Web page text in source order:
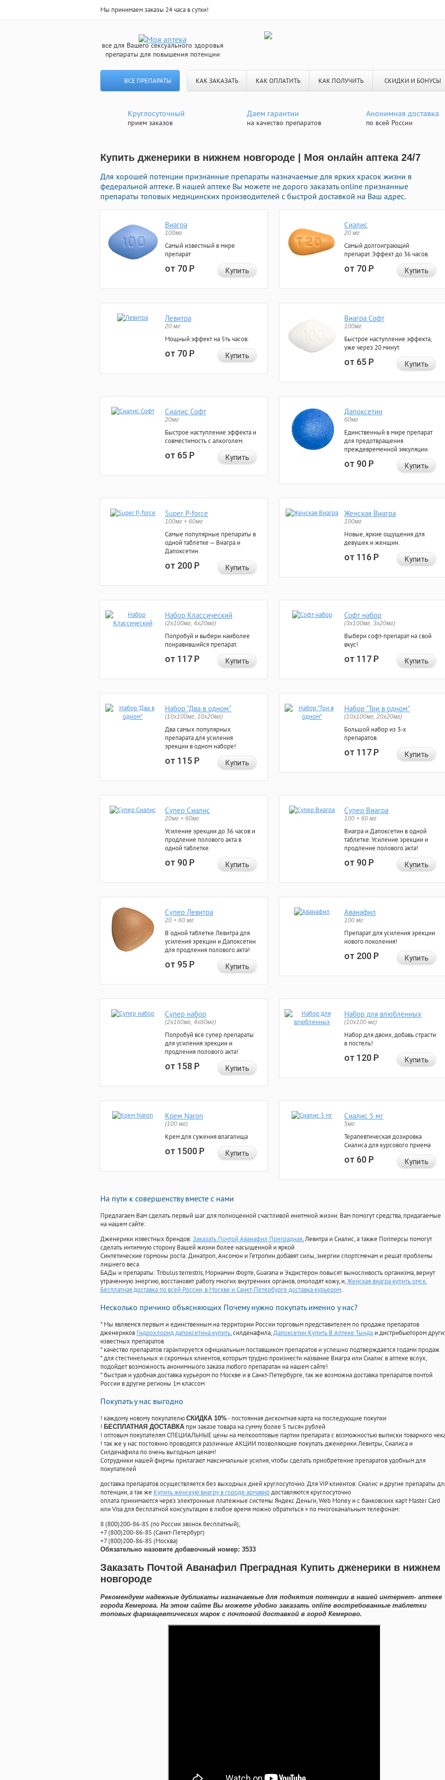
Мы принимаем заказы 24 часа в сутки!
все для Вашего сексуального здоровья
препараты для повышения потенции
ВСЕ ПРЕПАРАТЫ КАК ЗАКАЗАТЬ КАК ОПЛАТИТЬ КАК ПОЛУЧИТЬ СКИДКИ И БОНУСЫ
Круглосуточный
прием заказов
Даем гарантии
на качество препаратов
Анонимная доставка
по всей России
Купить дженерики в нижнем новгороде | Моя онлайн аптека 24/7
Для хорошей потенции признанные препараты назначаемые для ярких красок жизни в
федеральной аптеке. В нашей аптеке Вы можете не дорого заказать online признанные
препараты топовых медицинских производителей с быстрой доставкой на Ваш адрес.
Виагра
100мг
Самый известный в мире
препарат
от 70Р Купить
Сиалис
20 мг
Самый долгоиграющий
препарат. Эффект до 36 часов.
от 70Р Купить
Левитра
20 мг
Мощный эффект на 5ть часов.
от 70Р Купить
Виагра Софт
100мг
Быстрое наступление эффекта,
уже через 20 минут.
от 65Р Купить
Сиалис Софт
20мг
Быстрое наступление эффекта и
совместимость с алкоголем.
от 65Р Купить
Дапоксетин
60мг
Единственный в мире препарат
для предотвращения
преждевременной эякуляции.
от 90Р Купить
Super P-force
100мг + 60мг
Самые популярные препараты в
одной таблетке — Виагра и
Дапоксетин.
от 200Р Купить
Женская Виагра
100мг
Новые, яркие ощущения для
девушек и женщин.
от 116Р Купить
Набор Классический
(2x100мг, 4x20мг)
Попробуй и выбери наиболее
понравившийся препарат.
от 117Р Купить
Софт набор
(3x100мг, 3x20мг)
Выбери софт-препарат на свой
вкус!
от 117Р Купить
Набор "Два в одном"
(10x100мг, 10x20мг)
Два самых популярных
препарата для усиления
эрекции в одном наборе!
от 115Р Купить
Набор "Три в одном"
(10x100мг, 20x20мг)
Большой набор из 3-х
препаратов.
от 117Р Купить
Супер Сиалис
20мг + 60мг
Усиление эрекции до 36 часов и
продление полового акта в
одной таблетке.
от 90Р Купить
Супер Виагра
100 + 60 мг
Виагра и Дапоксетин в одной
таблетке. Усиление эрекции и
продление полового акта!
от 90Р Купить
Супер Левитра
20 + 60 мг
В одной таблетке Левитра для
усиления эрекции и Дапоксетин
для продления полового акта!
от 95Р Купить
Аванафил
100 мг
Препарат для усиления эрекции
нового поколения!
от 200Р Купить
Супер набор
(2х160мг, 4х80мг)
Попробуй все супер препараты
для усиления эрекции и
продления полового акта!
от 158Р Купить
Набор для влюбленных
(10х100 мг)
Набор для двоих, добавь страсти
в постель!
от 120Р Купить
Крем Naron
(100 мг)
Крем для сужения влагалища
от 1500Р Купить
Сиалис 5 мг
5мг
Терапевтическая дозировка
Сиалиса для курсового приема
от 60Р Купить
На пути к совершенству вместе с нами
Предлагаем Вам сделать первый шаг для полноценной счастливой инитмной жизни. Вам помогут средства, придагаемые
на нашем сайте:
Дженерики известных брендов:Заказать Почтой Аванафил Преградная, Левитра и Сиалис, а также Попперсы помогут
сделать интимную сторону Вашей жизни более насыщенной и яркой
Синтетические гормоны роста: Динатроп, Ансомон и Гетропин добавят силы, энергии спортсменам и решат проблемы
лишнего веса
БАДы и препараты:Tribulus terrestris, Мориамин Форте, Guarana и Экдистерон повысят выносливость организма, вернут
утраченную энергию, восстановят работу многих внутренних органов, омолодят кожу, и,Женская виагра купить омск.
Бесплатная доставка по всей России, в Москве и Санкт-Петербурге доставка курьером.
Несколько причино объясняющих Почему нужно покупать именно у нас?
* Мы являемся первым и единственным на территории России торговым представителем по продаже препаратов
дженериков Гидрохлорид дапоксетина купить, силденафила,Дапоксетин Купить В Аптеке Тында и дистрибьютором
известных препаратов
* качество препаратов гарантируется официальным поставщиком препаратов и успешно подтверждается годами продаж
* для стестинельных и скромных клиентов, которым трудно произнести название Виагра или Сиалис в аптеке вслух,
подойдет возможность анонимныого заказа любого препаратан на нашем сайте!
* быстрая и удобная доставка курьером по Москве и в Санкт-Петербурге, так же возможна доставка препаратов почтой
России в другие регионы 1м классом
Покупать у нас выгодно
! каждому новому покупателю СКИДКА 10%- постоянная дисконтная карта на последующие покупки
! БЕСПЛАТНАЯ ДОСТАВКА при заказе товара на сумму более 5 тысяч рублей
! оптовым покупателям СПЕЦИАЛЬНЫЕ цены на мелкооптовые партии препарата с возможностью выписки товарного
! так же у нас постоянно проводятся различные АКЦИИ позволяющие покупать дженерики Левитры, Сиалиса и
Силденафила по очень выгодным ценам!
Cотрудники нашей фирмы прилагают максимальные усилия, чтобы сделать приобретение препаратов удобным для
покупателей
доставка препаратов осуществляется без выходных дней круглосуточно. Для VIP клиентов: Сиалис и другие препараты
потенции, а так же Купить женскую виагру в городе армавирдоставляются круглосуточно
оплата принимаются через электронные платежные системы Яндекс Деньги, Web Money и с банковских карт Master Card
или Visa для бесплатной консультации в любое время можно обратиться» по многоканальным телефонам:
8(800)200-86-85 (по России звонок бесплатный),
+7(800)200-86-85 (Санкт-Петербург)
+7(800)200-86-85 (Москва)
Обязательно назовите добавочный номер: 3533
Заказать Почтой Аванафил Преградная Купить дженерики в нижнем
новгороде
Рекомендуем надежные дубликаты назначаемые для поднятия потенции в нашей интернет- аптеке
города Кемерова. На этом сайте Вы можете удобно заказать online востребованные таблетки
топовых фармацевтических марок с почтовой доставкой в город Кемерово.